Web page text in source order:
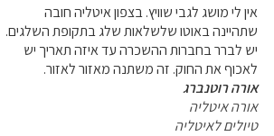
אין לי מושג לגבי שוויץ. בצפון איטליה חובה
שתהיינה באוטו שלשלאות שלג בתקופת השלגים.
יש לברר בחברות ההשכרה עד איזה תאריך יש
לאכוף את החוק. זה משתנה מאזור לאזור.
אורה רוטנברג
אורה איטליה
טיולים לאיטליה